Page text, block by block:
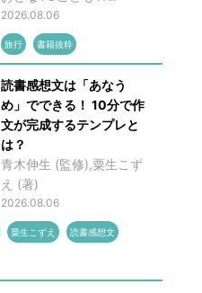
2026.08.06
旅行 書籍抜粋
読書感想文は「あなう
め」でできる！ 10分で作
文が完成するテンプレと
は？
青木伸生 (監修),粟生こず
え (著)
2026.08.06
粟生こずえ 読書感想文